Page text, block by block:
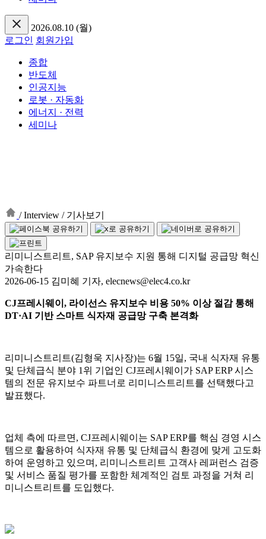
2026.08.10 (월)
로그인 회원가입
종합
반도체
인공지능
로봇 · 자동화
에너지 · 전력
세미나
/Interview / 기사보기
리미니스트리트, SAP 유지보수 지원 통해 디지털 공급망 혁신
가속한다
2026-06-15 김미혜 기자, elecnews@elec4.co.kr
CJ프레시웨이, 라이선스 유지보수 비용 50% 이상 절감 통해
DT·AI 기반 스마트 식자재 공급망 구축 본격화
리미니스트리트(김형욱 지사장)는 6월 15일, 국내 식자재 유통
및 단체급식 분야 1위 기업인 CJ프레시웨이가 SAP ERP 시스
템의 전문 유지보수 파트너로 리미니스트리트를 선택했다고
발표했다.
업체 측에 따르면, CJ프레시웨이는 SAP ERP를 핵심 경영 시스
템으로 활용하여 식자재 유통 및 단체급식 환경에 맞게 고도화
하여 운영하고 있으며, 리미니스트리트 고객사 레퍼런스 검증
및 서비스 품질 평가를 포함한 체계적인 검토 과정을 거쳐 리
미니스트리트를 도입했다.